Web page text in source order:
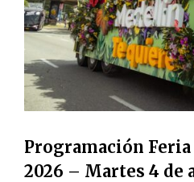
Programación
2026 – Martes 4 de